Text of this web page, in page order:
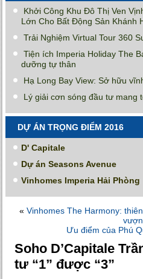
Khởi Công Khu Đô Thị Ven
Lớn Cho Bất Động Sản Khánh
Trải Nghiệm Virtual Tour 360
Tiện ích Imperia Holiday The
dưỡng tự thân
Hạ Long Bay View: Sở hữu
Lý giải cơn sóng đầu tư mang
DỰ ÁN TRỌNG ĐIỂM 2016
D' Capitale
Dự án Seasons Avenue
Vinhomes Imperia Hải Phòng
« Vinhomes The Harmony:
Ưu điểm của Phú
Soho D’Capitale
tư “1” được “3”